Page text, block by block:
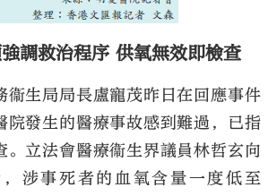
調救治程序 供氧無效即檢查
衞生局局長盧寵茂昨日在回應事件
院發生的醫療事故感到難過，已指
。立法會醫療衞生界議員林哲玄向
涉事死者的血氧含量一度低至